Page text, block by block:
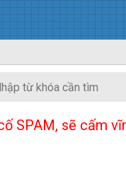
SPAM, sẽ cấm